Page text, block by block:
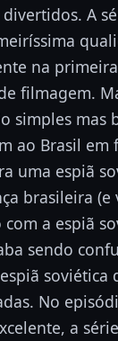
A
na
filmagem.
simples
ao Brasil
uma espiã
brasileira
a espiã
sendo
soviética
No
a